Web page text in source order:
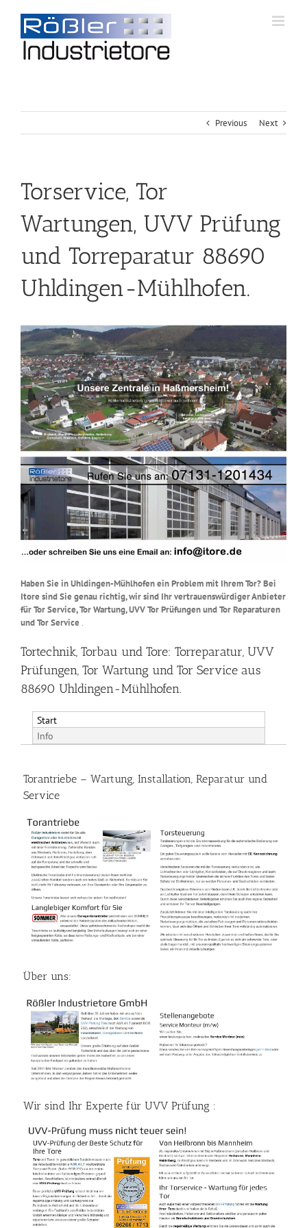
Previous Next
Torservice, Tor
Wartungen, UVV Prüfung
und Torreparatur 88690
Uhldingen-Mühlhofen.
Haben Sie in Uhldingen-Mühlhofen ein Problem mit Ihrem Tor? Bei
Itore sind Sie genau richtig, wir sind Ihr vertrauenswürdiger Anbieter
für Tor Service, Tor Wartung, UVV Tor Prüfungen und Tor Reparaturen
und Tor Service .
Tortechnik, Torbau und Tore: Torreparatur, UVV
Prüfungen, Tor Wartung und Tor Service aus
88690 Uhldingen-Mühlhofen.
Start
Info
Torantriebe – Wartung, Installation, Reparatur und
Service
Über uns:
Wir sind Ihr Experte für UVV Prüfung :